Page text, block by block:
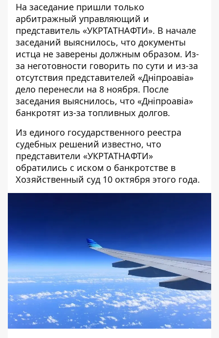
На заседание пришли только
арбитражный управляющий и
представитель «УКРТАТНАФТИ». В начале
заседаний выяснилось, что документы
истца не заверены должным образом. Из-
за неготовности говорить по сути и из-за
отсутствия представителей «Дніпроавіа»
дело перенесли на 8 ноября. После
заседания выяснилось, что «Дніпроавіа»
банкротят из-за топливных долгов.
Из единого государственного реестра
судебных решений известно, что
представители «УКРТАТНАФТИ»
обратились с иском о банкротстве в
Хозяйственный суд 10 октября этого года.